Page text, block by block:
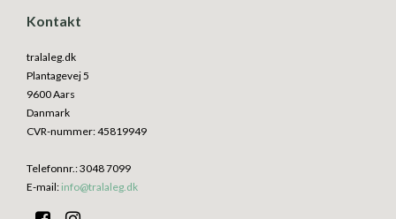
Kontakt
tralaleg.dk
Plantagevej 5
9600 Aars
Danmark
CVR-nummer:45819949
Telefonnr.:3048 7099
E-mail: info@tralaleg.dk